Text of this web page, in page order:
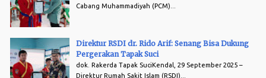
Cabang Muhammadiyah (PCM)...
Direktur RSDI dr. Rido Arif: Senang Bisa Dukung
Pergerakan Tapak Suci
dok. Rakerda Tapak SuciKendal, 29 September 2025 –
Direktur Rumah Sakit Islam (RSDI)...